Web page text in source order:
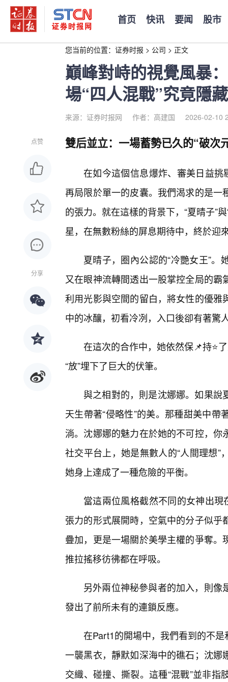
首页 快讯 要闻 股市
您当前的位置： 证券时报 > 公司 > 正文
巔峰對峙的視覺風暴
場“四人混戰”究竟隱
来源：证券时报网 作者：高建国 2026-02-10
点赞
分享
雙后並立：一場蓄勢已久的“破次
在如今這個信息爆炸、審美日益挑
再局限於單一的皮囊。我們渴求的是
的張力。就在這樣的背景下，“夏晴子”
星，在無數粉絲的屏息期待中，終於迎
夏晴子，圈內公認的“冷艷女王”
又在眼神流轉間透出一股掌控全局的
利用光影與空間的留白，將女性的優
中的冰釀，初看冷冽，入口後卻有著驚
在這次的合作中，她依然保📌持⭐
“放”埋下了巨大的伏筆。
與之相對的，則是沈娜娜。如果說
天生帶著“侵略性”的美。那種甜美中
淌。沈娜娜的魅力在於她的不可控，
社交平台上，她是無數人的“人間理想
她身上達成了一種危險的平衡。
當這兩位風格截然不同的女神出現
張力的形式展開時，空氣中的分子似
疊加，更是一場關於美學主權的爭奪
推拉搖移彷彿都在呼吸。
另外兩位神秘參與者的加入，則
發出了前所未有的連鎖反應。
在Part1的開場中，我們看到的不
一襲黑衣，靜默如深海中的礁石；沈
交織、碰撞、撕裂。這種“混戰”並非